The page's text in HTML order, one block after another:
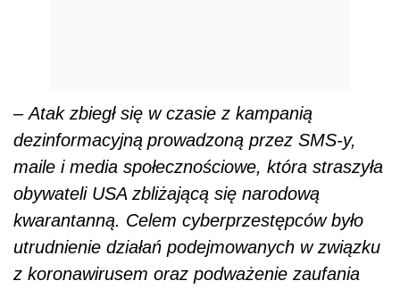
–Atak zbiegł się w czasie z kampanią
dezinformacyjną prowadzoną przez SMS-y,
maile i media społecznościowe, która straszyła
obywateli USA zbliżającą się narodową
kwarantanną. Celem cyberprzestępców było
utrudnienie działań podejmowanych w związku
z koronawirusem oraz podważenie zaufania